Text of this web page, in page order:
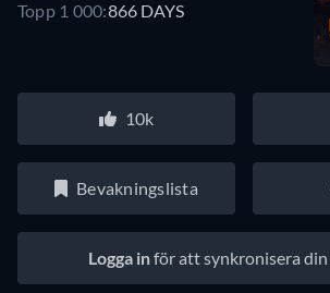
Topp 1 000:866 DAYS
10k
Bevakningslista
Logga inför att synkronisera